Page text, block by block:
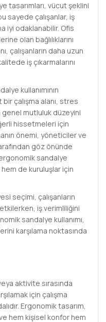
tasarımları, vücut şeklini
sayede çalışanlar, iş
iyi odaklanabilir. Ofis
olan bağlılıklarını
çalışanların daha uzun
iş çıkarmalarını
kullanımının
çalışma alanı, stres
genel mutluluk düzeyini
hissetmeleri için
önemi, yöneticiler ve
göz önünde
sandalye
de kuruluşlar için
seçimi, çalışanların
iş verimliliğini
sandalye kullanımı,
karşılama noktasında
aktivite sırasında
için çalışma
Ergonomik tasarım,
hem kişisel konfor hem